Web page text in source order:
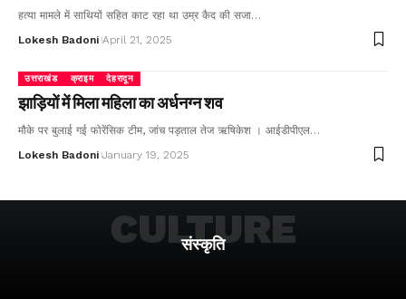
हत्या मामले में साथियों सहित काट रहा था उम्र कैद की सजा…
Lokesh Badoni April 21, 2025
उत्तराखंड क्राइम देहरादून
झाड़ियों में मिला महिला का अर्धनग्न शव
मौके पर बुलाई गई फोरेंसिक टीम, जांच पड़ताल तेज ऋषिकेश । आईडीपीएल…
Lokesh Badoni January 19, 2025
संस्कृति
CULTURE